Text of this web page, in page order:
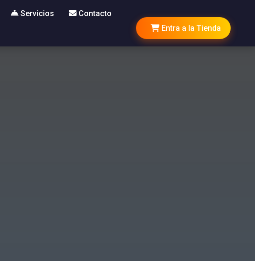
Servicios
Contacto
Entra a la Tienda